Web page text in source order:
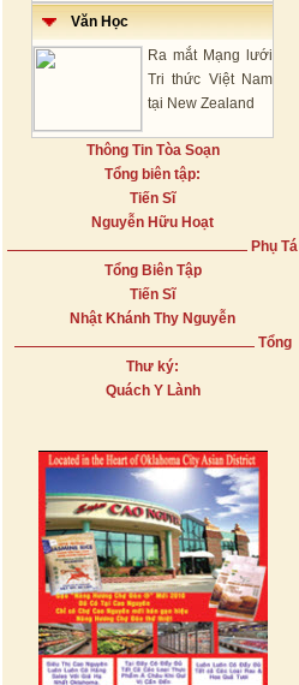
Văn Học
Ra mắt Mạng lưới
Tri thức Việt Nam
tại New Zealand
Thông Tin Tòa Soạn
Tổng biên tập:
Tiến Sĩ
Nguyễn Hữu Hoạt
Phụ Tá
Tổng Biên Tập
Tiến Sĩ
Nhật Khánh Thy Nguyễn
Tổng
Thư ký:
Quách Y Lành